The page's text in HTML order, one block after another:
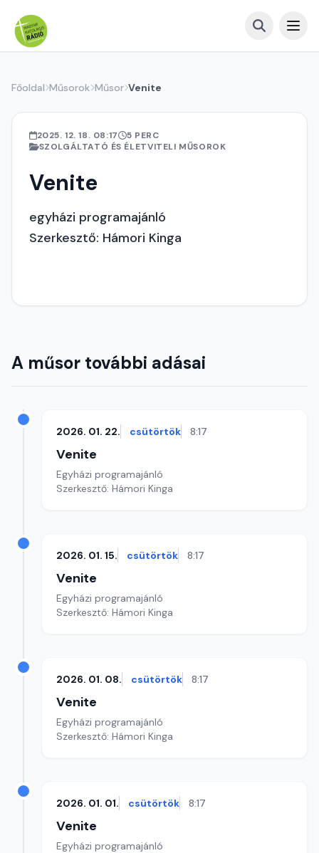
Főoldal Műsorok Műsor Venite
2025. 12. 18. 08:17
5 PERC
SZOLGÁLTATÓ ÉS ÉLETVITELI MŰSOROK
Venite
egyházi programajánló
Szerkesztő: Hámori Kinga
A műsor további adásai
2026. 01. 22. csütörtök 8:17
Venite
Egyházi programajánló
Szerkesztő: Hámori Kinga
2026. 01. 15. csütörtök 8:17
Venite
Egyházi programajánló
Szerkesztő: Hámori Kinga
2026. 01. 08. csütörtök 8:17
Venite
Egyházi programajánló
Szerkesztő: Hámori Kinga
2026. 01. 01. csütörtök 8:17
Venite
Egyházi programajánló